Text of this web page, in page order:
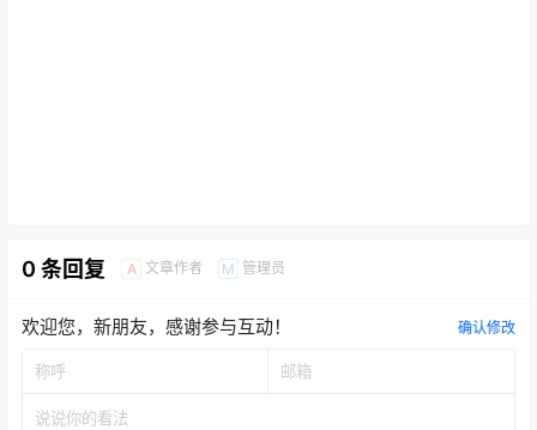
0 条回复 A 文章作者 M 管理员
欢迎您，新朋友，感谢参与互动！ 确认修改